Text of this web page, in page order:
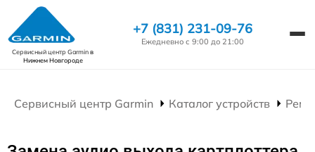
Сервисный центр Garminв
Нижнем Новгороде
+7 (831) 231-09-76
Ежедневно с 9:00 до 21:00
Сервисный центр Garmin Каталог устройств